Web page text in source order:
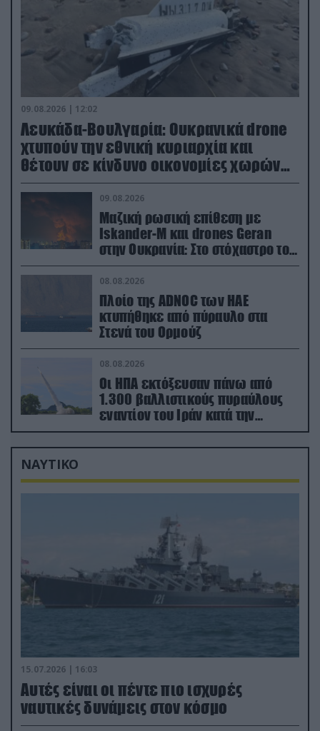
09.08.2026 | 12:02
Λευκάδα-Βουλγαρία: Ουκρανικά drone
χτυπούν την εθνική κυριαρχία και
θέτουν σε κίνδυνο οικονομίες χωρών
του ΝΑΤΟ
09.08.2026
Μαζική ρωσική επίθεση με
Iskander-M και drones Geran
στην Ουκρανία: Στο στόχαστρο το
εργοστάσιο των Flamingo
08.08.2026
Πλοίο της ADNOC των ΗΑΕ
κτυπήθηκε από πύραυλο στα
Στενά του Ορμούζ
08.08.2026
Οι ΗΠΑ εκτόξευσαν πάνω από
1.300 βαλλιστικούς πυραύλους
εναντίον του Ιράν κατά την
διάρκεια του πολέμου
ΝΑΥΤΙΚΟ
15.07.2026 | 16:03
Aυτές είναι οι πέντε πιο ισχυρές
ναυτικές δυνάμεις στον κόσμο